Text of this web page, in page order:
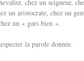
chez un seigneur,
un aristocrate, chez un
un « gars bien ».
la parole donnée.